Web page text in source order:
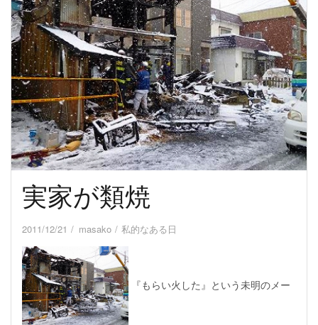
実家が類焼
2011/12/21 masako 私的なある日
『もらい火した』という未明のメー